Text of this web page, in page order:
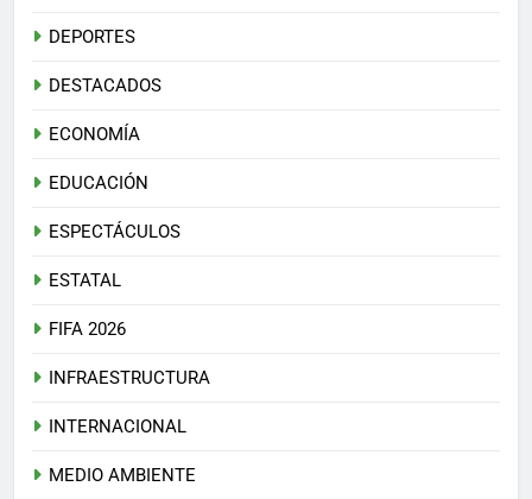
DEPORTES
DESTACADOS
ECONOMÍA
EDUCACIÓN
ESPECTÁCULOS
ESTATAL
FIFA 2026
INFRAESTRUCTURA
INTERNACIONAL
MEDIO AMBIENTE